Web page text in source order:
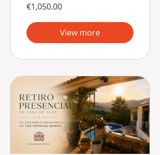
€1,050.00
View more